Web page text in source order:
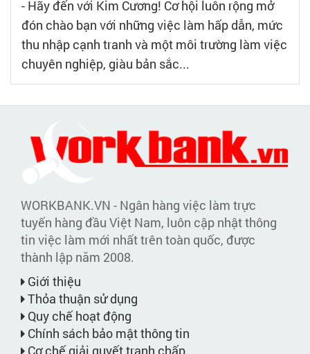
- Hãy đến với Kim Cương! Cơ hội luôn rộng mở
đón chào bạn với những việc làm hấp dẫn, mức
thu nhập cạnh tranh và một môi trường làm việc
chuyên nghiệp, giàu bản sắc...
WORKBANK.VN - Ngân hàng việc làm trực
tuyến hàng đầu Việt Nam, luôn cập nhật thông
tin việc làm mới nhất trên toàn quốc, được
thành lập năm 2008.
Giới thiệu
Thỏa thuận sử dụng
Quy chế hoạt động
Chính sách bảo mật thông tin
Cơ chế giải quyết tranh chấp